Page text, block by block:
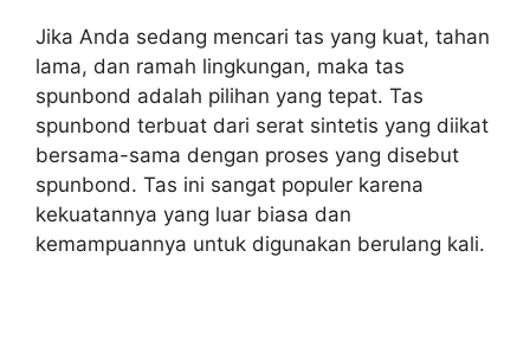
Jika Anda sedang mencari tas yang kuat, tahan
lama, dan ramah lingkungan, maka tas
spunbond adalah pilihan yang tepat. Tas
spunbond terbuat dari serat sintetis yang diikat
bersama-sama dengan proses yang disebut
spunbond. Tas ini sangat populer karena
kekuatannya yang luar biasa dan
kemampuannya untuk digunakan berulang kali.